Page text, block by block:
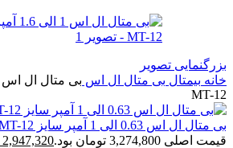
بزرگنمایی تصویر
خانه بیمتال بی متال ال اس
MT-12
بی متال ال اس 0.63 الی 1 آمپر سایز MT-12
قیمت اصلی 3,274,800 تومان بود.
2,947,320